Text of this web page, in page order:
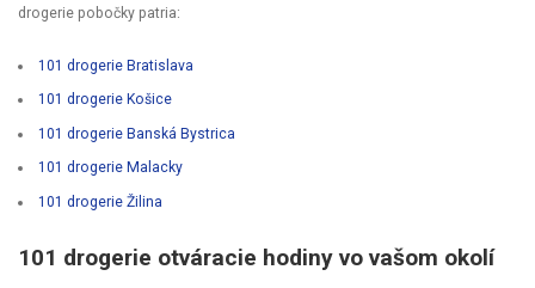
drogerie pobočky patria:
101 drogerie Bratislava
101 drogerie Košice
101 drogerie Banská Bystrica
101 drogerie Malacky
101 drogerie Žilina
101 drogerie otváracie hodiny vo vašom okolí